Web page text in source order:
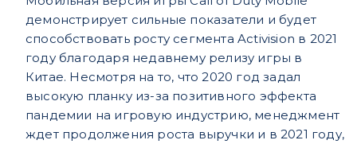
демонстрирует сильные показатели и будет
способствовать росту сегмента Activision в 2021
году благодаря недавнему релизу игры в
Китае. Несмотря на то, что 2020 год задал
высокую планку из-за позитивного эффекта
пандемии на игровую индустрию, менеджмент
ждет продолжения роста выручки и в 2021 году,